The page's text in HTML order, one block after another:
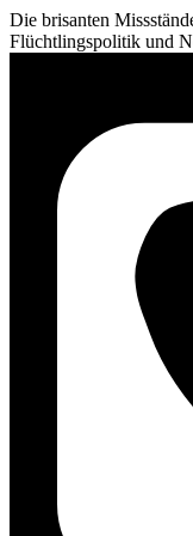
Die brisanten
Flüchtlingspolitik und